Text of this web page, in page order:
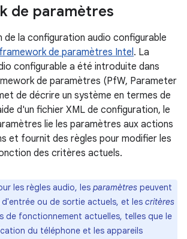
de paramètres
de la configuration audio configurable
framework de paramètres Intel. La
configurable a été introduite dans
de paramètres (PfW, Parameter
de décrire un système en termes de
d'un fichier XML de configuration, le
lie les paramètres aux actions
et fournit des règles pour modifier les
des critères actuels.
les règles audio, les paramètres peuvent
ou de sortie actuels, et les critères
de fonctionnement actuelles, telles que le
du téléphone et les appareils